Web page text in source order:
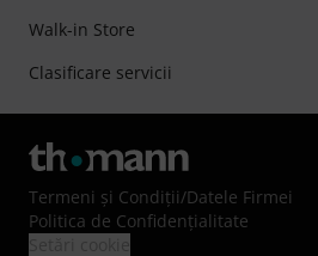
Walk-in Store
Clasificare servicii
Termeni şi Condiţii/Datele Firmei
Politica de Confidenţialitate